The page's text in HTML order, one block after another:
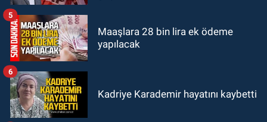
Maaşlara 28 bin lira ek ödeme
yapılacak
5
Kadriye Karademir hayatını kaybetti
6